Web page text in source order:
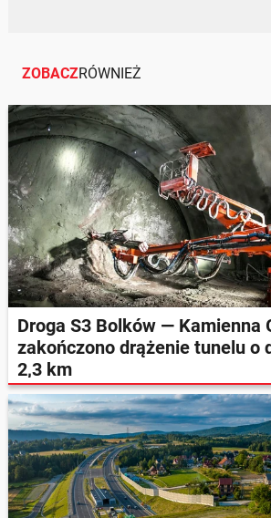
ZOBACZRÓWNIEŻ
Droga S3 Bolków — Kamienna
zakończono drążenie tunelu o
2,3 km